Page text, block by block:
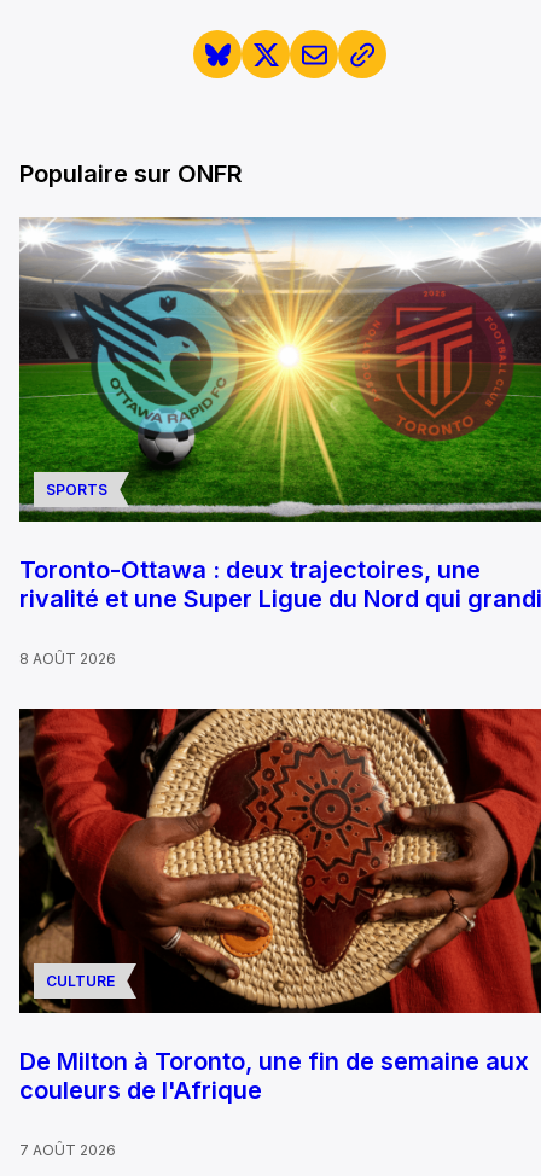
Populaire sur ONFR
SPORTS
Toronto-Ottawa : deux trajectoires, une
rivalité et une Super Ligue du Nord qui
8 AOÛT 2026
CULTURE
De Milton à Toronto, une fin de semaine aux
couleurs de l'Afrique
7 AOÛT 2026